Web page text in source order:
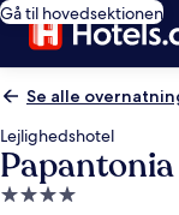
Gå til hovedsektionen
Se alle
Lejlighedshotel
4.0-